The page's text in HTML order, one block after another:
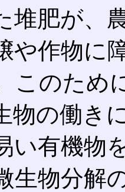
肥が、
や作物に
このため
物の働き
い有機物
生物分解